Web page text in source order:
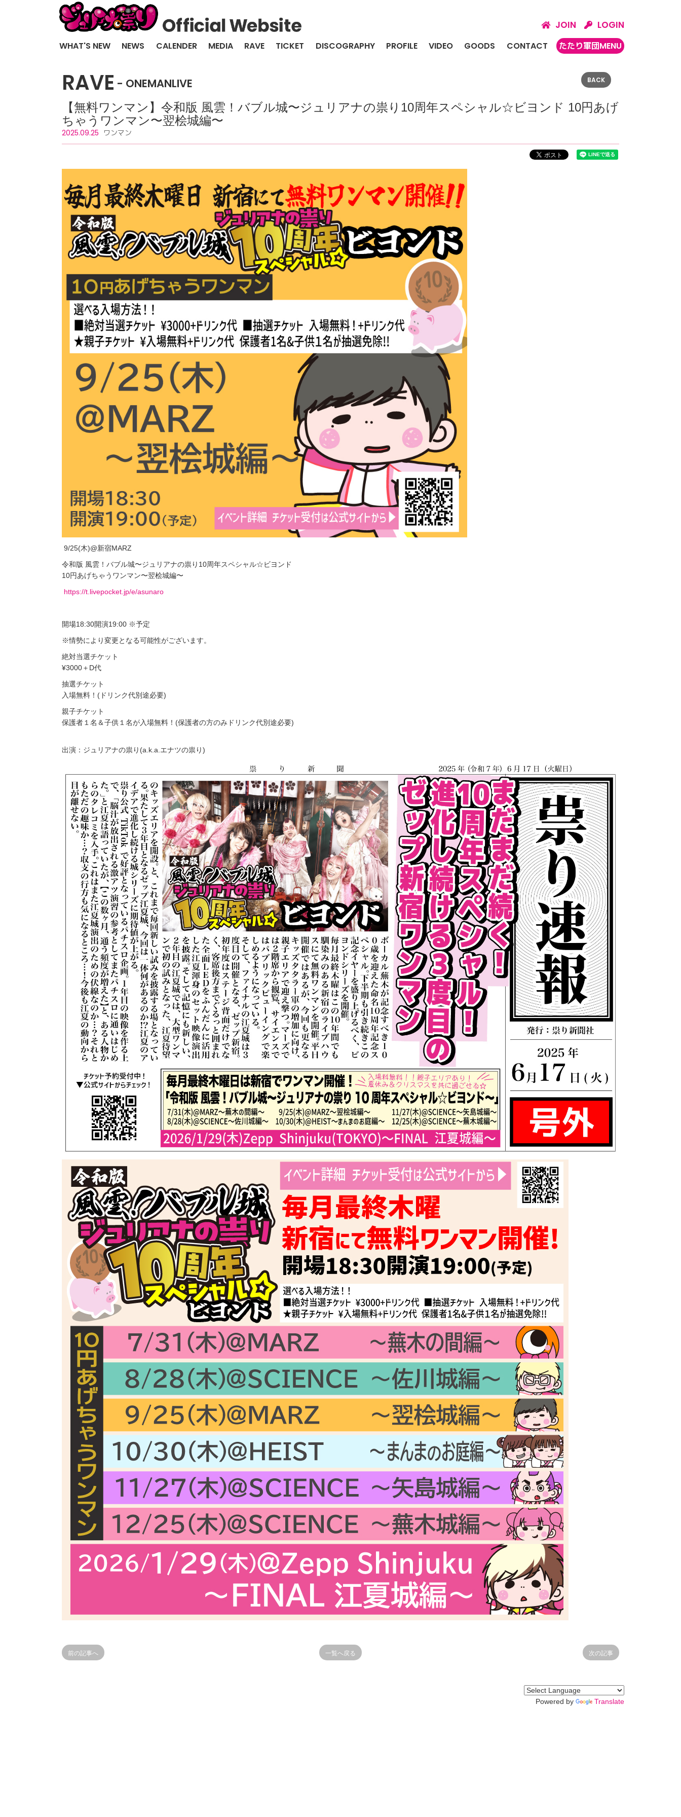
JOIN LOGIN
WHAT'S NEW NEWS CALENDER MEDIA RAVE TICKET DISCOGRAPHY PROFILE VIDEO GOODS CONTACT たたり軍団MENU
RAVE ONEMANLIVE BACK
【無料ワンマン】令和版 風雲！バブル城〜ジュリアナの祟り10周年スペシャル☆ビヨンド 10円あげ
ちゃうワンマン〜翌桧城編〜
2025.09.25 ワンマン
9/25(木)@新宿MARZ
令和版 風雲！バブル城〜ジュリアナの祟り10周年スペシャル☆ビヨンド
10円あげちゃうワンマン〜翌桧城編〜
https://t.livepocket.jp/e/asunaro
開場18:30開演19:00 ※予定
※情勢により変更となる可能性がございます。
絶対当選チケット
¥3000＋D代
抽選チケット
入場無料！(ドリンク代別途必要)
親子チケット
保護者１名＆子供１名が入場無料！(保護者の方のみドリンク代別途必要)
出演：ジュリアナの祟り(a.k.a.エナツの祟り)
次の記事
一覧へ戻る
前の記事へ
Powered by Translate